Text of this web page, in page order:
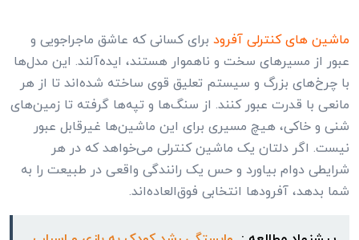
ماشین های کنترلی آفرود برای کسانی که عاشق ماجراجویی و
عبور از مسیرهای سخت و ناهموار هستند، ایده‌آلند. این مدل‌ها
با چرخ‌های بزرگ و سیستم تعلیق قوی ساخته شده‌اند تا از هر
مانعی با قدرت عبور کنند. از سنگ‌ها و تپه‌ها گرفته تا زمین‌های
شنی و خاکی، هیچ مسیری برای این ماشین‌ها غیرقابل عبور
نیست. اگر دلتان یک ماشین کنترلی می‌خواهد که در هر
شرایطی دوام بیاورد و حس یک رانندگی واقعی در طبیعت را به
شما بدهد، آفرودها انتخابی فوق‌العاده‌اند.